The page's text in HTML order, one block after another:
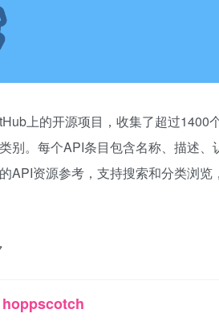
上的开源项目，收集了超过1400
别。每个API条目包含名称、描述
API资源参考，支持搜索和分类浏览